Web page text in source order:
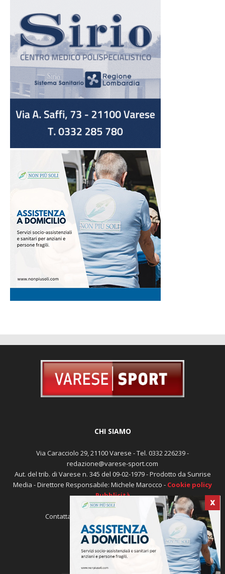
X
CHI SIAMO
Via Caracciolo 29, 21100 Varese - Tel. 0332 226239 -
redazione@varese-sport.com
Aut. del trib. di Varese n. 345 del 09-02-1979 - Prodotto da Sunrise
Media - Direttore Responsabile: Michele Marocco - Cookie policy
Pubblicità
Contattaci: redazione@varese-sport.com
SEGUICI